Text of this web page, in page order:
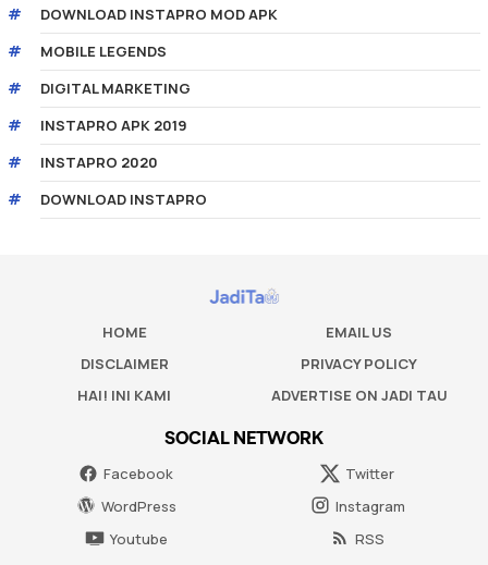
DOWNLOAD INSTAPRO MOD APK
MOBILE LEGENDS
DIGITAL MARKETING
INSTAPRO APK 2019
INSTAPRO 2020
DOWNLOAD INSTAPRO
HOME
EMAIL US
DISCLAIMER
PRIVACY POLICY
HAI! INI KAMI
ADVERTISE ON JADI TAU
SOCIAL NETWORK
Facebook
Twitter
WordPress
Instagram
Youtube
RSS